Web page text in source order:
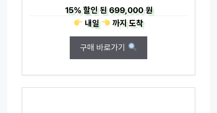
15%할인 된699,000 원
내일
까지도착
구매 바로가기